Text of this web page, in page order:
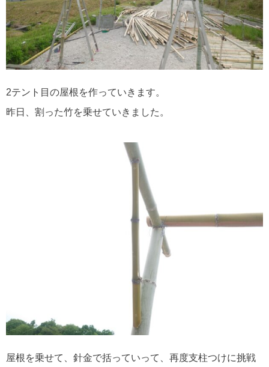
2テント目の屋根を作っていきます。
昨日、割った竹を乗せていきました。
屋根を乗せて、針金で括っていって、再度支柱つけに挑戦